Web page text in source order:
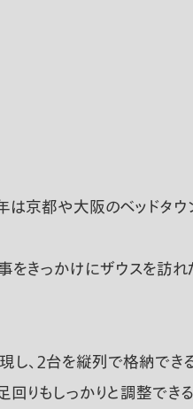
都や大阪のベッドタウ
っかけにザウスを訪れ
、２台を縦列で格納でき
りもしっかりと調整できる